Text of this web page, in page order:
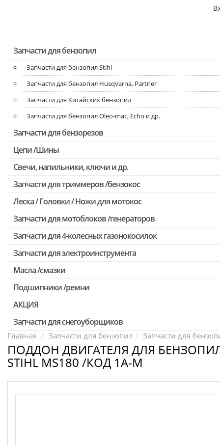
Запчасти для бензопил
Запчасти для бензопил Stihl
Запчасти для бензопил Husqvarna, Partner
Запчасти для Китайских бензопил
Запчасти для бензопил Oleo-mac, Echo и др.
Запчасти для бензорезов
Цепи /Шины
Свечи, напильники, ключи и др.
Запчасти для триммеров /бензокос
Запчасти для Китайских триммеров
Запчасти для мотокос Stihl /Husqvarna /Oleo-mac /Echo и др.
Леска / Головки / Ножи для мотокос
Запчасти для мотоблоков /генераторов
Запчасти для 4-колесных газонокосилок
Запчасти для электроинструмента
Двигатели, редукторы для шуруповертов
Патроны для шуруповертов / перфораторов
Выключатели, переключатели
Запчасти для перфораторов и отбойных молотков
Запчасти для УШМ (болгарок)
Запчасти для электроинструмента другие
Конденсаторы
Якоря, статоры
Масла /смазки
Подшипники /ремни
АКЦИЯ
Скидка 50%
Запчасти для снегоуборщиков
Главная Запчасти для бензопил Запчасти для
ПОДДОН ДВИГАТЕЛЯ ДЛЯ
STIHL MS180 /КОД 1A-M